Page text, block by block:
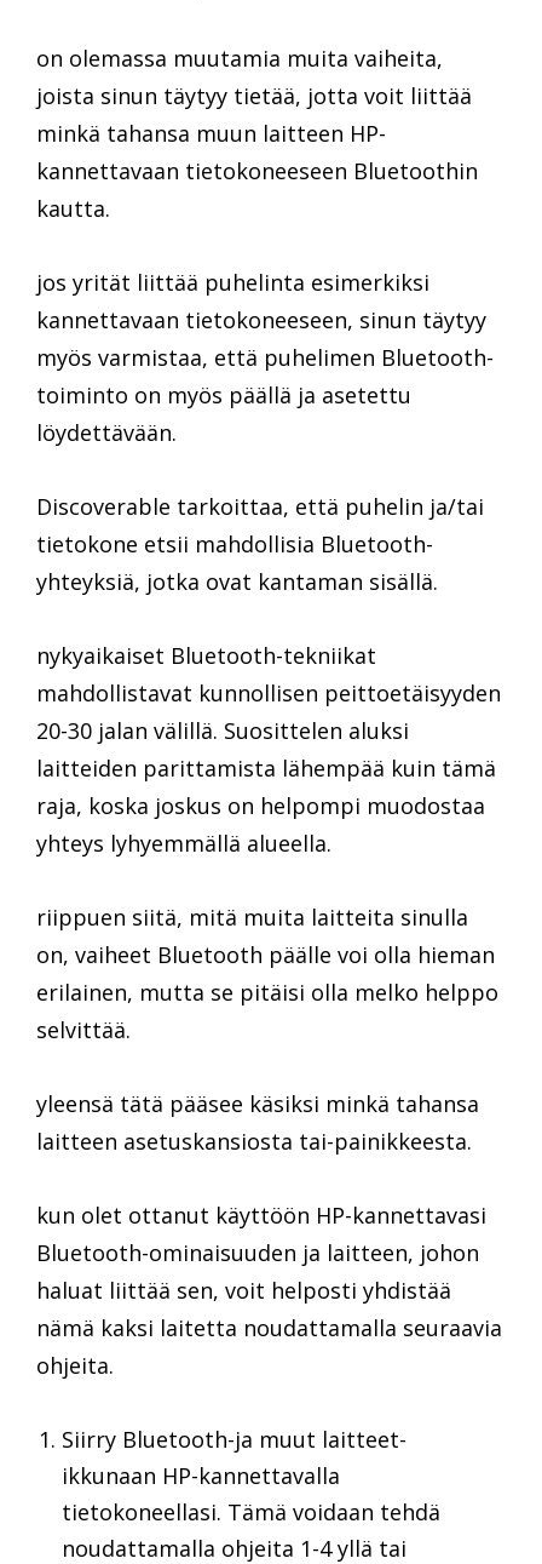
on olemassa muutamia muita vaiheita,
joista sinun täytyy tietää, jotta voit liittää
minkä tahansa muun laitteen HP-
kannettavaan tietokoneeseen Bluetoothin
kautta.
jos yrität liittää puhelinta esimerkiksi
kannettavaan tietokoneeseen, sinun täytyy
myös varmistaa, että puhelimen Bluetooth-
toiminto on myös päällä ja asetettu
löydettävään.
Discoverable tarkoittaa, että puhelin ja/tai
tietokone etsii mahdollisia Bluetooth-
yhteyksiä, jotka ovat kantaman sisällä.
nykyaikaiset Bluetooth-tekniikat
mahdollistavat kunnollisen peittoetäisyyden
20-30 jalan välillä. Suosittelen aluksi
laitteiden parittamista lähempää kuin tämä
raja, koska joskus on helpompi muodostaa
yhteys lyhyemmällä alueella.
riippuen siitä, mitä muita laitteita sinulla
on, vaiheet Bluetooth päälle voi olla hieman
erilainen, mutta se pitäisi olla melko helppo
selvittää.
yleensä tätä pääsee käsiksi minkä tahansa
laitteen asetuskansiosta tai-painikkeesta.
kun olet ottanut käyttöön HP-kannettavasi
Bluetooth-ominaisuuden ja laitteen, johon
haluat liittää sen, voit helposti yhdistää
nämä kaksi laitetta noudattamalla seuraavia
ohjeita.
Siirry Bluetooth-ja muut laitteet-
ikkunaan HP-kannettavalla
tietokoneellasi. Tämä voidaan tehdä
noudattamalla ohjeita 1-4 yllä tai